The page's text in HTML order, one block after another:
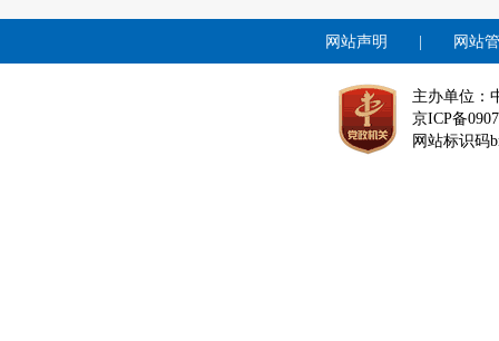
网站声明 网站
主办单位：
京ICP备
网站标识码